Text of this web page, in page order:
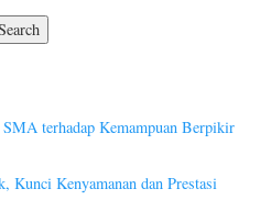
terhadap Kemampuan Berpikir
Kunci Kenyamanan dan Prestasi